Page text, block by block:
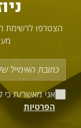
הצטרפו לרשימת
אני מאשר/ת כי
הפרטיות